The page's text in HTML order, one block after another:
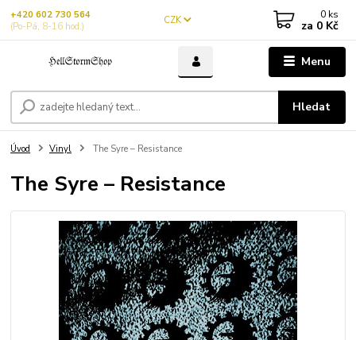
Menu
CZK
Hledat
+420 602 730 564
(Po-Pá, 8-16 hod.)
0 ks
za 0 Kč
Úvod Vinyl The Syre – Resistance
The Syre – Resistance